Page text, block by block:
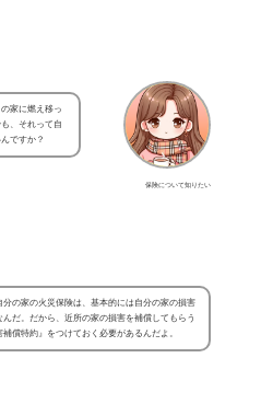
保険について知りたい
家に燃え移っ
、それって自
ですか？
分の家の火災保険は、基本的には自分の家の損害
んだ。だから、近所の家の損害を補償してもらう
償特約』をつけておく必要があるんだよ。